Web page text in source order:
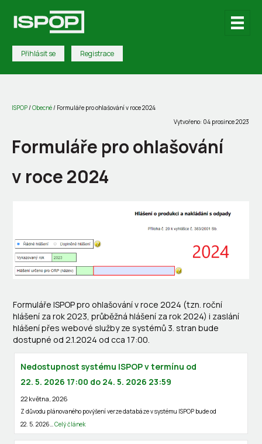
Přihlásit se Registrace
ISPOP/Obecné/ Formuláře pro ohlašování v roce 2024
Vytvořeno: 04 prosince 2023
Formuláře pro ohlašování
v roce 2024
Formuláře ISPOP pro ohlašování v roce 2024 (tzn. roční
hlášení za rok 2023, průběžná hlášení za rok 2024) i zaslání
hlášení přes webové služby ze systémů 3. stran bude
dostupné od 2.1.2024 od cca 17:00.
Nedostupnost systému ISPOP v termínu od
22. 5. 2026 17:00 do 24. 5. 2026 23:59
22 května, 2026
Z důvodu plánovaného povýšení verze databáze v systému ISPOP bude od
22. 5. 2026… Celý článek